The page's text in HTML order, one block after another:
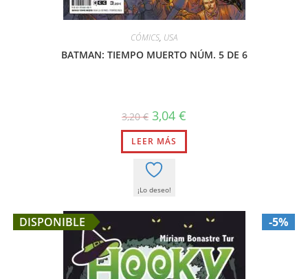
CÓMICS, USA
BATMAN: TIEMPO MUERTO NÚM. 5 DE 6
3,20€ El
precio
original
era:
3,20 €.
3,04 €
actual
3,04 €.
LEER MÁS
¡Lo deseo!
DISPONIBLE -5%